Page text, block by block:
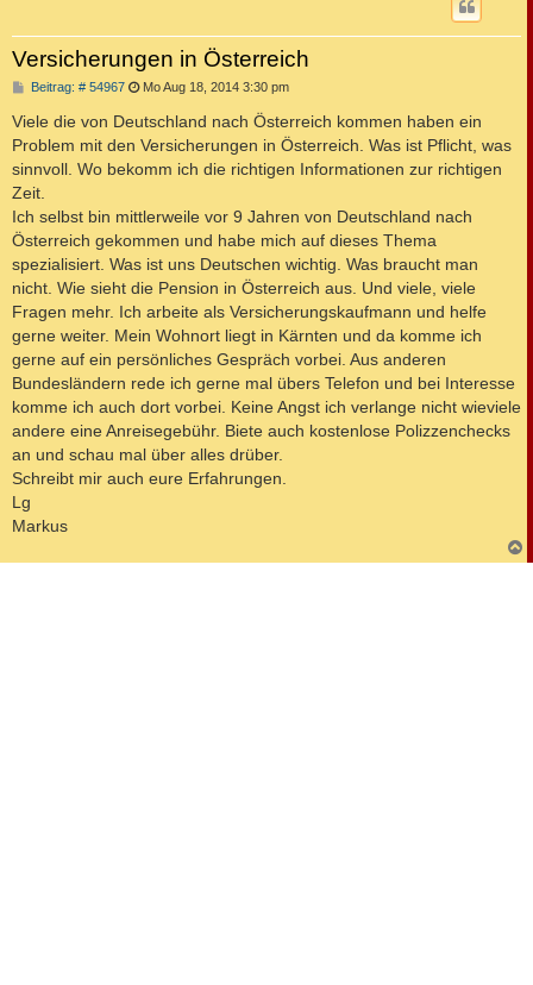
Versicherungen in Österreich
Beitrag: # 54967B
i
t
r
a
g
Mo Aug 18, 2014 3:30 pm
Viele die von Deutschland nach Österreich kommen haben ein
Problem mit den Versicherungen in Österreich. Was ist Pflicht, was
sinnvoll. Wo bekomm ich die richtigen Informationen zur richtigen
Zeit.
Ich selbst bin mittlerweile vor 9 Jahren von Deutschland nach
Österreich gekommen und habe mich auf dieses Thema
spezialisiert. Was ist uns Deutschen wichtig. Was braucht man
nicht. Wie sieht die Pension in Österreich aus. Und viele, viele
Fragen mehr. Ich arbeite als Versicherungskaufmann und helfe
gerne weiter. Mein Wohnort liegt in Kärnten und da komme ich
gerne auf ein persönliches Gespräch vorbei. Aus anderen
Bundesländern rede ich gerne mal übers Telefon und bei Interesse
komme ich auch dort vorbei. Keine Angst ich verlange nicht wieviele
andere eine Anreisegebühr. Biete auch kostenlose Polizzenchecks
an und schau mal über alles drüber.
Schreibt mir auch eure Erfahrungen.
Lg
Markus
a